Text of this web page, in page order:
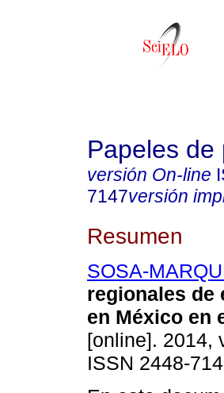
Papeles de
versión On-line
7147versión
Resumen
SOSA-
regionales de
en México en
[online]. 2014,
ISSN 2448-